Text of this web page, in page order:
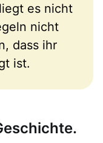
es nicht
nicht
dass ihr
ist.